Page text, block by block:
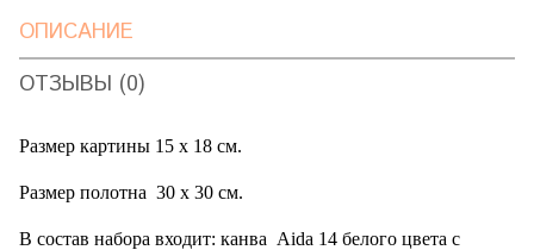
ОПИСАНИЕ
ОТЗЫВЫ (0)
Размер картины 15 х 18 см.
Размер полотна 30 х 30 см.
В состав набора входит: канва Aida 14 белого цвета с